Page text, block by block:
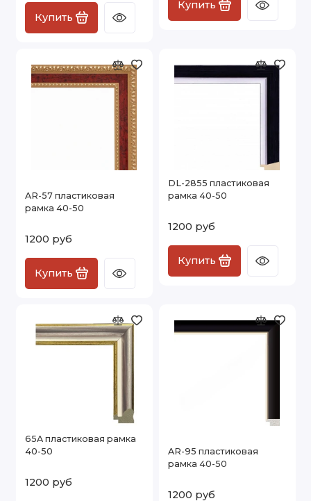
Купить
Купить
AR-57 пластиковая
рамка 40-50
1200 руб
Купить
DL-2855 пластиковая
рамка 40-50
1200 руб
Купить
65A пластиковая рамка
40-50
1200 руб
AR-95 пластиковая
рамка 40-50
1200 руб